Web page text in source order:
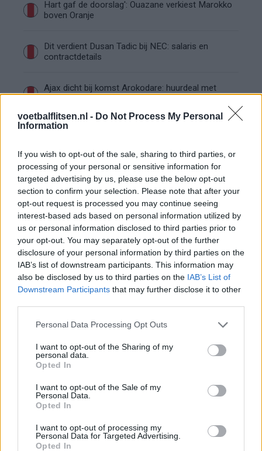
voetbalflitsen.nl - Do Not Process My Personal
Information
If you wish to opt-out of the sale, sharing to third parties, or
processing of your personal or sensitive information for
targeted advertising by us, please use the below opt-out
section to confirm your selection. Please note that after your
opt-out request is processed you may continue seeing
interest-based ads based on personal information utilized by
us or personal information disclosed to third parties prior to
your opt-out. You may separately opt-out of the further
disclosure of your personal information by third parties on the
IAB’s list of downstream participants. This information may
also be disclosed by us to third parties on the IAB’s List of
Downstream Participants that may further disclose it to other
Personal Data Processing Opt Outs
I want to opt-out of the Sharing of my
personal data.
Opted In
I want to opt-out of the Sale of my
Personal Data.
Opted In
I want to opt-out of processing my
Personal Data for Targeted Advertising.
Opted In
Hart gaf de doorslag': Ouazane verkiest Marokko
boven Oranje
Dit verdient Dusan Tadic bij NEC: salaris en
contractdetails
Ajax dicht bij komst Arokodare: huurdeal met
koopoptie van 22 miljoen
Ajax helpt Burnley uit de brand met afgeknipte
Hakim Ziyech verhuurt opnieuw luxe
appartement op Amsterdamse Zuidas
Marcos Leonardo laat eerste indruk achter bij
Ajax: 'Hier gaan fans van genieten'
Resterend oefenprogramma Ajax: waar zijn de
duels te zien
Ajax groeit onder Míchel, maar transfermarkt
blijft cruciaal
geschiedenis
de basis bij FC Barcelona
Ouazane met Lionel Messi